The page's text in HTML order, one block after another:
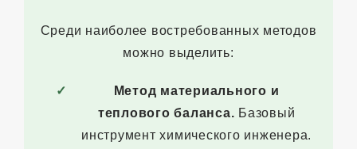
Среди наиболее востребованных методов
можно выделить:
Метод материального и
теплового баланса. Базовый
инструмент химического инженера.